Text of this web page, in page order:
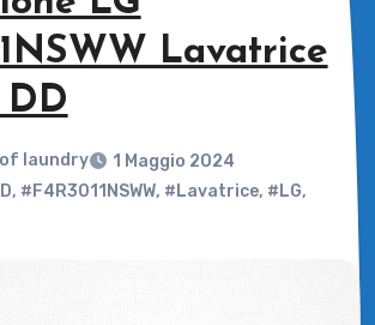
Lavatrice
DD
of laundry
1 Maggio 2024
, #F4R3011NSWW, #Lavatrice, #LG,